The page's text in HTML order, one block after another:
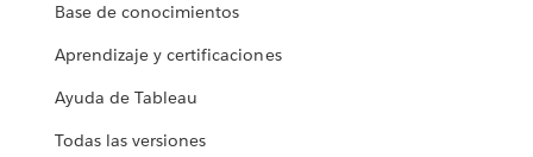
Base de conocimientos
Aprendizaje y certificaciones
Ayuda de Tableau
Todas las versiones